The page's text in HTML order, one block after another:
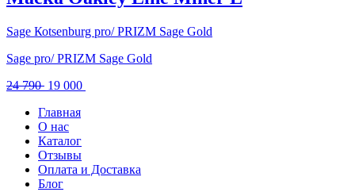
790 .
Sаgе Коtsеnburg pro/ PRIZM Sage Gold
Sаgе pro/ PRIZM Sage Gold
24 790 Первоначальная
составляла
24
790 .
19 000
Главная
О нас
Каталог
Отзывы
Оплата и Доставка
Блог